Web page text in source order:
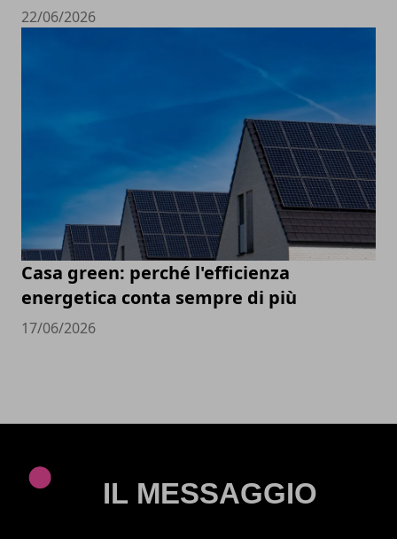
22/06/2026
Casa green: perché l'efficienza
energetica conta sempre di più
17/06/2026